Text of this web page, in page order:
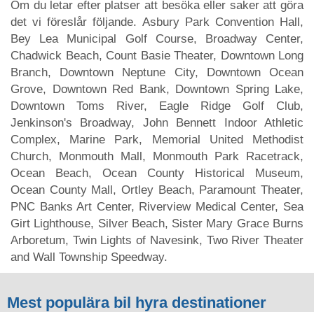
Om du letar efter platser att besöka eller saker att göra
det vi föreslår följande. Asbury Park Convention Hall,
Bey Lea Municipal Golf Course, Broadway Center,
Chadwick Beach, Count Basie Theater, Downtown Long
Branch, Downtown Neptune City, Downtown Ocean
Grove, Downtown Red Bank, Downtown Spring Lake,
Downtown Toms River, Eagle Ridge Golf Club,
Jenkinson's Broadway, John Bennett Indoor Athletic
Complex, Marine Park, Memorial United Methodist
Church, Monmouth Mall, Monmouth Park Racetrack,
Ocean Beach, Ocean County Historical Museum,
Ocean County Mall, Ortley Beach, Paramount Theater,
PNC Banks Art Center, Riverview Medical Center, Sea
Girt Lighthouse, Silver Beach, Sister Mary Grace Burns
Arboretum, Twin Lights of Navesink, Two River Theater
and Wall Township Speedway.
Mest populära bil hyra destinationer